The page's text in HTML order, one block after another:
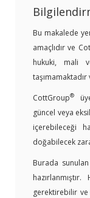
Bu makalede
amaçlıdır ve
hukuki, mali
CottGroup®
güncel veya
içerebileceği
doğabilecek
Burada
gerektirebilir